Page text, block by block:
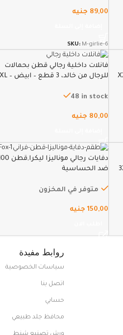
89,00 جنيه
SKU: M-girlie-6
فانلات داخلية رجالي قطن بحمالات
للرجال من خالد، 3 قطع – ابيض – XL
48 in stock
80,00 جنيه
ضد الحساسية
متوفر في المخزون
150,00 جنيه
روابط مفيدة
سياسات الخصوصية
اتصل بنا
حسابي
محافظ جلد طبيعي